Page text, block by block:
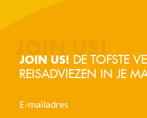
JOIN US! DE TOFSTE
REISADVIEZEN IN JE